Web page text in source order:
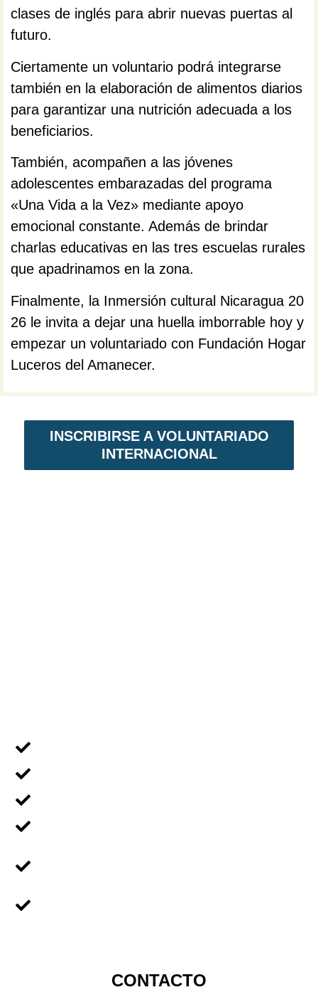
clases de inglés para abrir nuevas puertas al
futuro.
Ciertamente un voluntario podrá integrarse
también en la elaboración de alimentos diarios
para garantizar una nutrición adecuada a los
beneficiarios.
También, acompañen a las jóvenes
adolescentes embarazadas del programa
«Una Vida a la Vez» mediante apoyo
emocional constante. Además de brindar
charlas educativas en las tres escuelas rurales
que apadrinamos en la zona.
Finalmente, la Inmersión cultural Nicaragua 20
26 le invita a dejar una huella imborrable hoy y
empezar un voluntariado con Fundación Hogar
Luceros del Amanecer.
INSCRIBIRSE A VOLUNTARIADO
INTERNACIONAL
CONTACTO